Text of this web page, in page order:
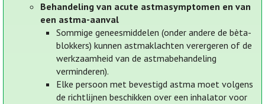
Behandeling van acute astmasymptomen en van
een astma-aanval
Sommige geneesmiddelen (onder andere de bèta-
blokkers) kunnen astmaklachten verergeren of de
werkzaamheid van de astmabehandeling
verminderen).
Elke persoon met bevestigd astma moet volgens
de richtlijnen beschikken over een inhalator voor